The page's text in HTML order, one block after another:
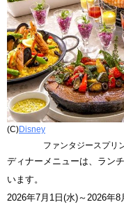
(C)Disney
ファンタジースプリ
ディナーメニューは、ラン
います。
2026年7月1日(水)～2026年